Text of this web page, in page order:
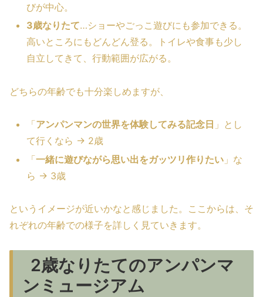
びが中心。
3歳なりたて…ショーやごっこ遊びにも参加できる。
高いところにもどんどん登る。トイレや食事も少し
自立してきて、行動範囲が広がる。
どちらの年齢でも十分楽しめますが、
「アンパンマンの世界を体験してみる記念日 」とし
て行くなら → 2歳
「一緒に遊びながら思い出をガッツリ作りたい 」な
ら → 3歳
というイメージが近いかなと感じました。ここからは、そ
れぞれの年齢での様子を詳しく見ていきます。
2歳なりたてのアンパンマ
ンミュージアム